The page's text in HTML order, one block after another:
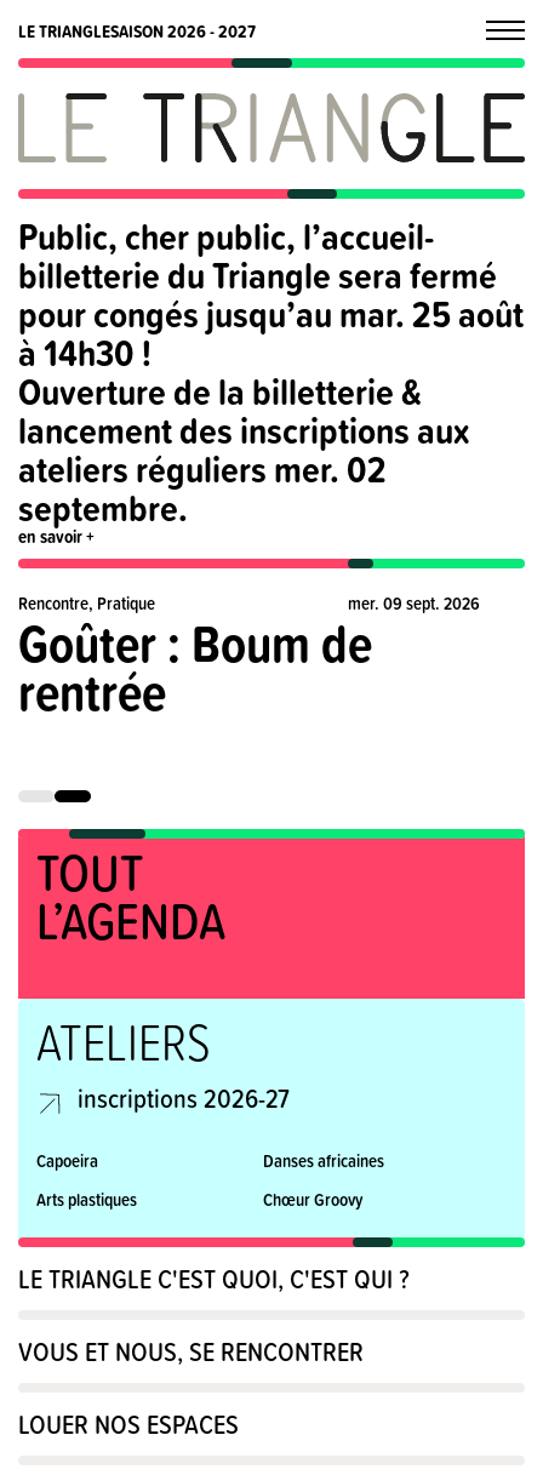
LE TRIANGLESAISON 2026 - 2027
Public, cher public, l’accueil-
billetterie du Triangle sera fermé
pour congés jusqu’au mar. 25 août
à 14h30 !
Ouverture de la billetterie &
lancement des inscriptions aux
ateliers réguliers mer. 02
septembre.
en savoir +
Rencontre, Pratique mer. 09 sept. 2026
Goûter : Boum de
rentrée
TOUT
L’AGENDA
ATELIERS
inscriptions 2026-27
Capoeira
Danses africaines
Arts plastiques
Chœur Groovy
LE TRIANGLE C'EST QUOI, C'EST QUI ?
VOUS ET NOUS, SE RENCONTRER
LOUER NOS ESPACES